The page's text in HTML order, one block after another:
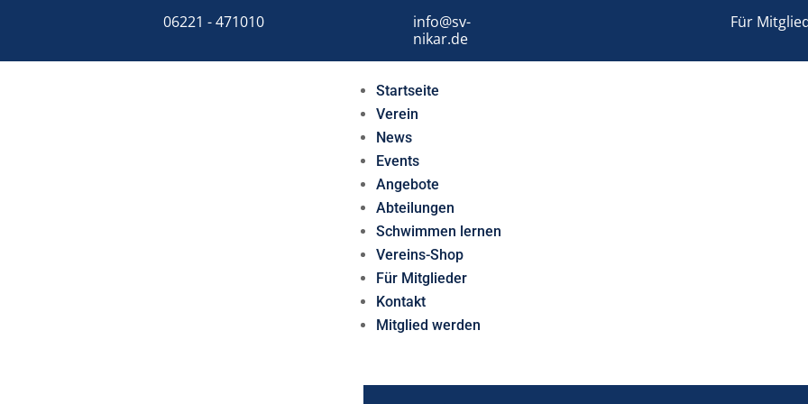
06221 - 471010
info@sv-
nikar.de
Für
Startseite
Verein
News
Events
Angebote
Abteilungen
Schwimmen lernen
Vereins-Shop
Für Mitglieder
Kontakt
Mitglied werden